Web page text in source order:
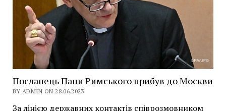
Посланець Папи Римського прибув до Москви
BY ADMIN ON 28.06.2023
За лінією державних контактів співрозмовником